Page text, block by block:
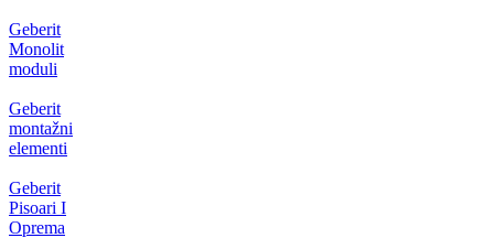
Geberit
Monolit
moduli
Geberit
montažni
elementi
Geberit
Pisoari I
Oprema